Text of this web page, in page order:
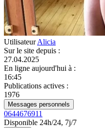
UtilisateurAlicia
Sur le site depuis :
27.04.2025
En ligne aujourd'hui à :
16:45
Publications actives :
1976
Messages personnels
0644676911
Disponible 24h/24, 7j/7